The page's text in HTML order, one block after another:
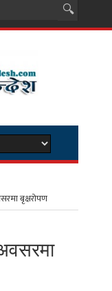
बृक्षरोपण